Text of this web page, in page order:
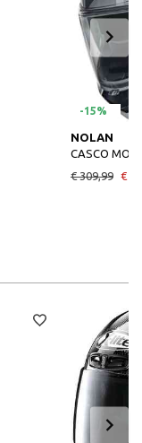
-15%
NOLAN
€ 309,99 €